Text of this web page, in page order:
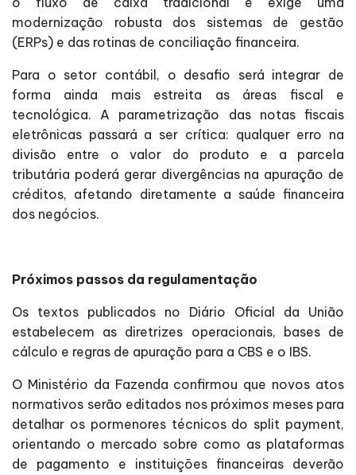
modernização robusta dos sistemas de gestão
(ERPs) e das rotinas de conciliação financeira.
Para o setor contábil, o desafio será integrar de
forma ainda mais estreita as áreas fiscal e
tecnológica. A parametrização das notas fiscais
eletrônicas passará a ser crítica: qualquer erro na
divisão entre o valor do produto e a parcela
tributária poderá gerar divergências na apuração de
créditos, afetando diretamente a saúde financeira
dos negócios.
Próximos passos da regulamentação
Os textos publicados no Diário Oficial da União
estabelecem as diretrizes operacionais, bases de
cálculo e regras de apuração para a CBS e o IBS.
O Ministério da Fazenda confirmou que novos atos
normativos serão editados nos próximos meses para
detalhar os pormenores técnicos do split payment,
orientando o mercado sobre como as plataformas
de pagamento e instituições financeiras deverão